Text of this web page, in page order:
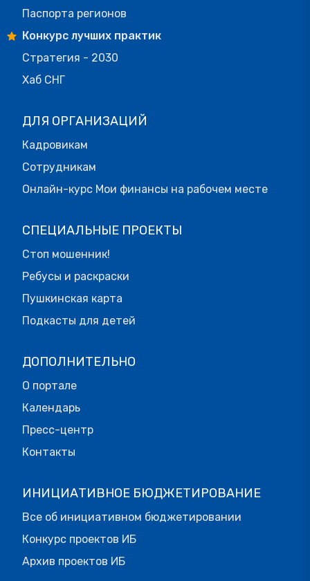
Паспорта регионов
Конкурс лучших практик
Стратегия - 2030
Хаб СНГ
ДЛЯ ОРГАНИЗАЦИЙ
Кадровикам
Сотрудникам
Онлайн-курс Мои финансы на рабочем месте
СПЕЦИАЛЬНЫЕ ПРОЕКТЫ
Стоп мошенник!
Ребусы и раскраски
Пушкинская карта
Подкасты для детей
ДОПОЛНИТЕЛЬНО
О портале
Календарь
Пресс-центр
Контакты
ИНИЦИАТИВНОЕ БЮДЖЕТИРОВАНИЕ
Все об инициативном бюджетировании
Конкурс проектов ИБ
Архив проектов ИБ